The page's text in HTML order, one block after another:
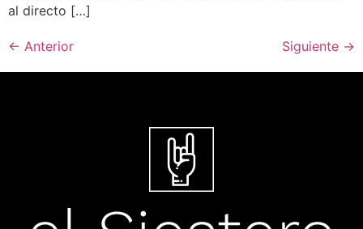
al directo […]
← Anterior Siguiente →